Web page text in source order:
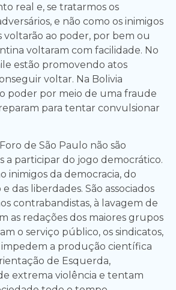
real e, se tratarmos os
e não como os inimigos
voltarão ao poder, por bem ou
voltaram com facilidade. No
estão promovendo atos
voltar. Na Bolivia
poder por meio de uma fraude
para tentar convulsionar
de São Paulo não são
a participar do jogo democrático.
inimigos da democracia, do
das liberdades. São associados
contrabandistas, à lavagem de
as redações dos maiores grupos
o serviço público, os sindicatos,
impedem a produção científica
de Esquerda,
extrema violência e tentam